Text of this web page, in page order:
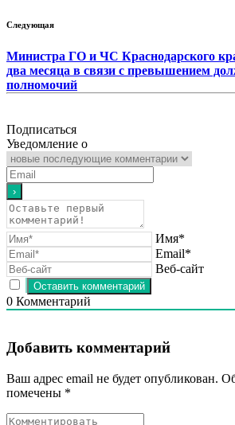
Следующая
Министра ГО и ЧС Краснодарского
два месяца в связи с превышением
полномочий
Подписаться
Уведомление о
Имя*
Email*
Веб-сайт
0 Комментарий
Добавить комментарий
Ваш адрес email не будет опубликован.
помечены *